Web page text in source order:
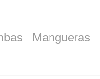
Mangueras